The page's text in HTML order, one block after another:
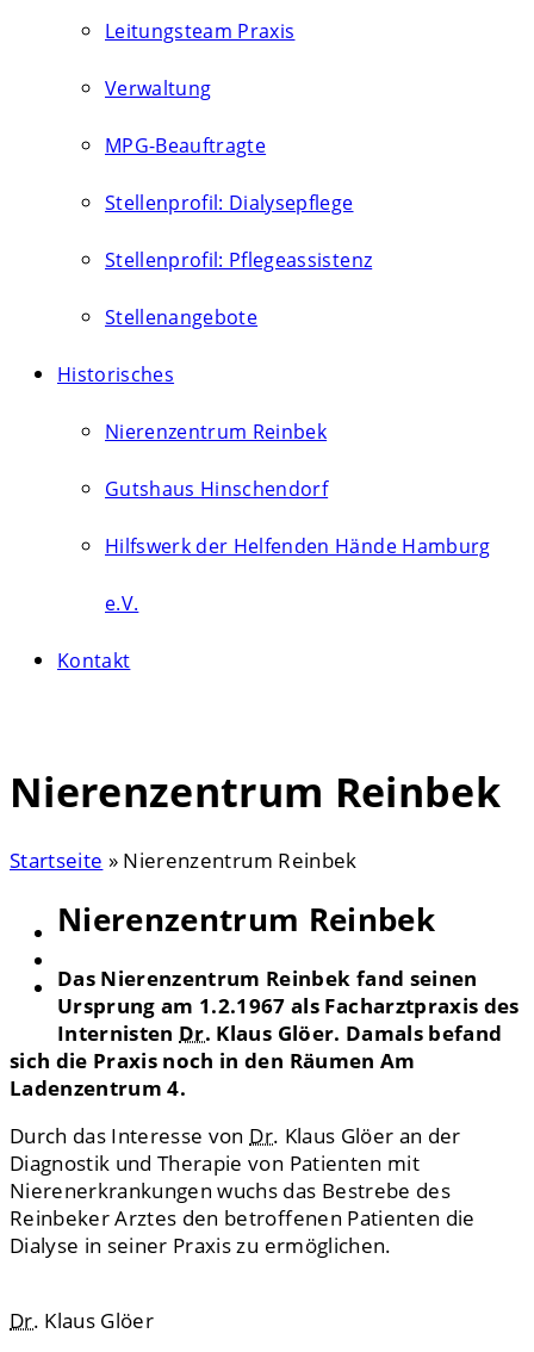
Leitungsteam Praxis
Verwaltung
MPG-Beauftragte
Stellenprofil: Dialysepflege
Stellenprofil: Pflegeassistenz
Stellenangebote
Historisches
Nierenzentrum Reinbek
Gutshaus Hinschendorf
Hilfswerk der Helfenden Hände Hamburg
e.V.
Kontakt
Nierenzentrum Reinbek
Startseite » Nierenzentrum Reinbek
Nierenzentrum Reinbek
Das Nierenzentrum Reinbek fand seinen
Ursprung am 1.2.1967 als Facharztpraxis des
Internisten Dr. Klaus Glöer. Damals befand
sich die Praxis noch in den Räumen Am
Ladenzentrum 4.
Durch das Interesse von Dr. Klaus Glöer an der
Diagnostik und Therapie von Patienten mit
Nierenerkrankungen wuchs das Bestrebe des
Reinbeker Arztes den betroffenen Patienten die
Dialyse in seiner Praxis zu ermöglichen.
Dr. Klaus Glöer